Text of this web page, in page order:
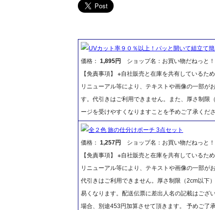
UVカット率９０％以上！パッと開いて組立て
価格： 1,895円
ショップ名：お買い物だねっと！
【免責事項】 ※自社販売と在庫を共有している
リニューアル等により、テキストや画像の一部が
す。代引きはご利用できません。また、厚さ制限
ージを受けやすくなりますことを予めご了承くださ
全２色 旅の仕分けポーチ 3点セット
価格： 1,257円
ショップ名：お買い物だねっと！
【免責事項】 ※自社販売と在庫を共有している
リニューアル等により、テキストや画像の一部が
代引きはご利用できません。厚さ制限（2cm以下
易くなります。配送伝票に差出人名の記載はござ
場合、別途453円加算させて頂きます。 予めご了承